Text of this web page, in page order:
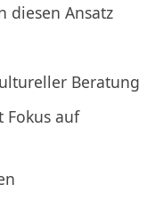
diesen Ansatz
Beratung
Fokus auf